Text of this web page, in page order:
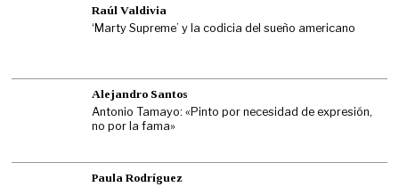
Raúl Valdivia
‘Marty Supreme’ y la codicia del sueño americano
Alejandro Santos
Antonio Tamayo: «Pinto por necesidad de expresión,
no por la fama»
Paula Rodríguez